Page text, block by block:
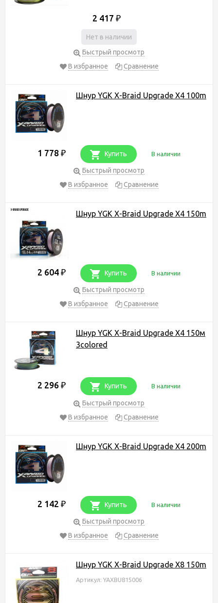
2 417 ₽
Нет в наличии
Быстрый просмотр
В избранное
Сравнение
Шнур YGK X-Braid Upgrade X4 100m
1 778 ₽ Купить В наличии
Быстрый просмотр
В избранное
Сравнение
Шнур YGK X-Braid Upgrade X4 150m
2 604 ₽ Купить В наличии
Быстрый просмотр
В избранное
Сравнение
Шнур YGK X-Braid Upgrade X4 150м
3colored
2 296 ₽ Купить В наличии
Быстрый просмотр
В избранное
Сравнение
Шнур YGK X-Braid Upgrade X4 200m
2 142 ₽ Купить В наличии
Быстрый просмотр
В избранное
Сравнение
Шнур YGK X-Braid Upgrade X8 150m
Артикул: YAXBU815006